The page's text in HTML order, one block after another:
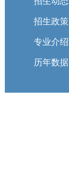
招生政策
专业介绍
历年数据